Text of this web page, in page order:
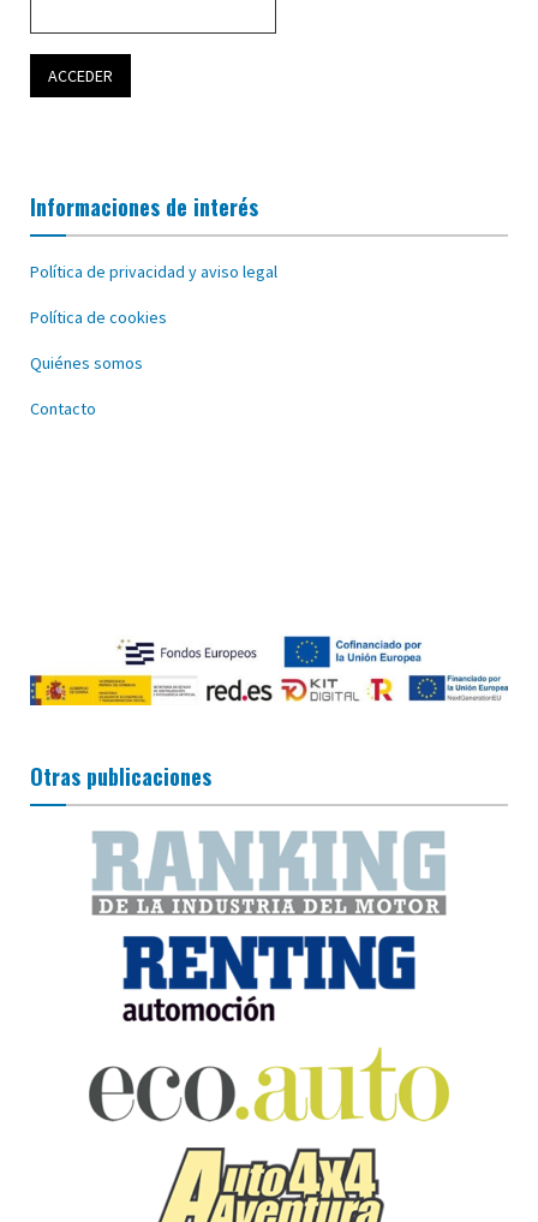
Informaciones de interés
Política de privacidad y aviso legal
Política de cookies
Quiénes somos
Contacto
Otras publicaciones